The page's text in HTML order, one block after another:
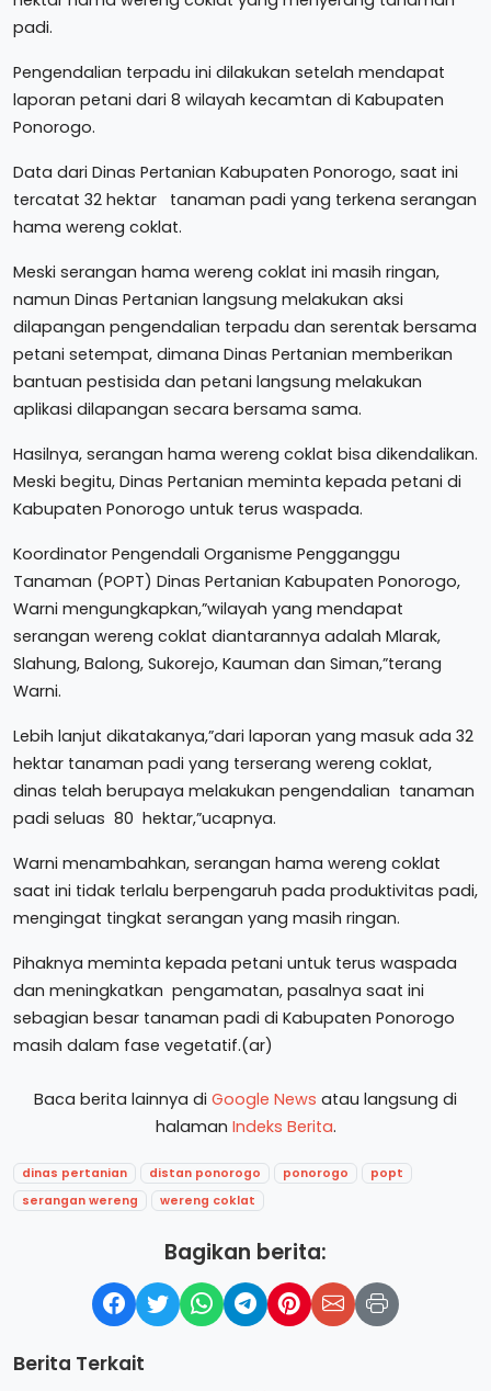
padi.
Pengendalian terpadu ini dilakukan setelah mendapat
laporan petani dari 8 wilayah kecamtan di Kabupaten
Ponorogo.
Data dari Dinas Pertanian Kabupaten Ponorogo, saat ini
tercatat 32 hektar tanaman padi yang terkena serangan
hama wereng coklat.
Meski serangan hama wereng coklat ini masih ringan,
namun Dinas Pertanian langsung melakukan aksi
dilapangan pengendalian terpadu dan serentak bersama
petani setempat, dimana Dinas Pertanian memberikan
bantuan pestisida dan petani langsung melakukan
aplikasi dilapangan secara bersama sama.
Hasilnya, serangan hama wereng coklat bisa dikendalikan.
Meski begitu, Dinas Pertanian meminta kepada petani di
Kabupaten Ponorogo untuk terus waspada.
Koordinator Pengendali Organisme Pengganggu
Tanaman (POPT) Dinas Pertanian Kabupaten Ponorogo,
Warni mengungkapkan,”wilayah yang mendapat
serangan wereng coklat diantarannya adalah Mlarak,
Slahung, Balong, Sukorejo, Kauman dan Siman,”terang
Warni.
Lebih lanjut dikatakanya,”dari laporan yang masuk ada 32
hektar tanaman padi yang terserang wereng coklat,
dinas telah berupaya melakukan pengendalian tanaman
padi seluas 80 hektar,”ucapnya.
Warni menambahkan, serangan hama wereng coklat
saat ini tidak terlalu berpengaruh pada produktivitas padi,
mengingat tingkat serangan yang masih ringan.
Pihaknya meminta kepada petani untuk terus waspada
dan meningkatkan pengamatan, pasalnya saat ini
sebagian besar tanaman padi di Kabupaten Ponorogo
masih dalam fase vegetatif.(ar)
Baca berita lainnya di Google News atau langsung di
halaman Indeks Berita.
dinas pertanian distan ponorogo ponorogo
popt
serangan wereng
wereng coklat
Bagikan berita:
Berita Terkait